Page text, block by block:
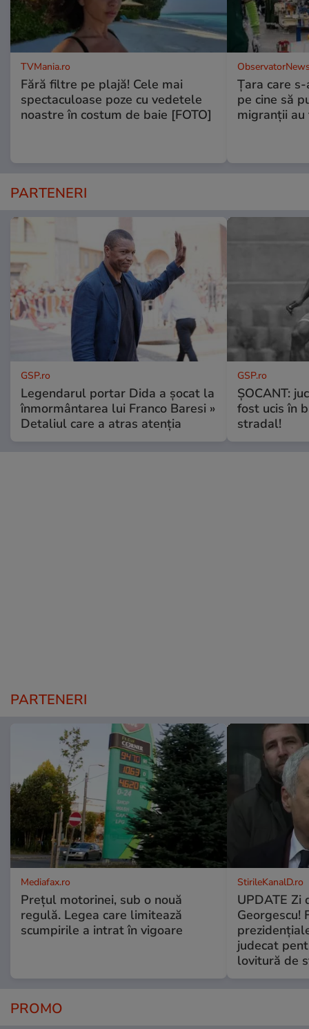
TVMania.ro
Fără filtre pe plajă! Cele mai
spectaculoase poze cu vedetele
noastre în costum de baie [FOTO]
Ţara care
pe cine să
migranţii
PARTENERI
GSP.ro
Legendarul portar Dida a șocat la
înmormântarea lui Franco Baresi »
Detaliul care a atras atenția
GSP.ro
ȘOCANT:
fost ucis în
stradal!
PARTENERI
Mediafax.ro
Prețul motorinei, sub o nouă
regulă. Legea care limitează
scumpirile a intrat în vigoare
StirileKanalD.ro
UPDATE Zi
Georgescu!
judecat
lovitură de
PROMO